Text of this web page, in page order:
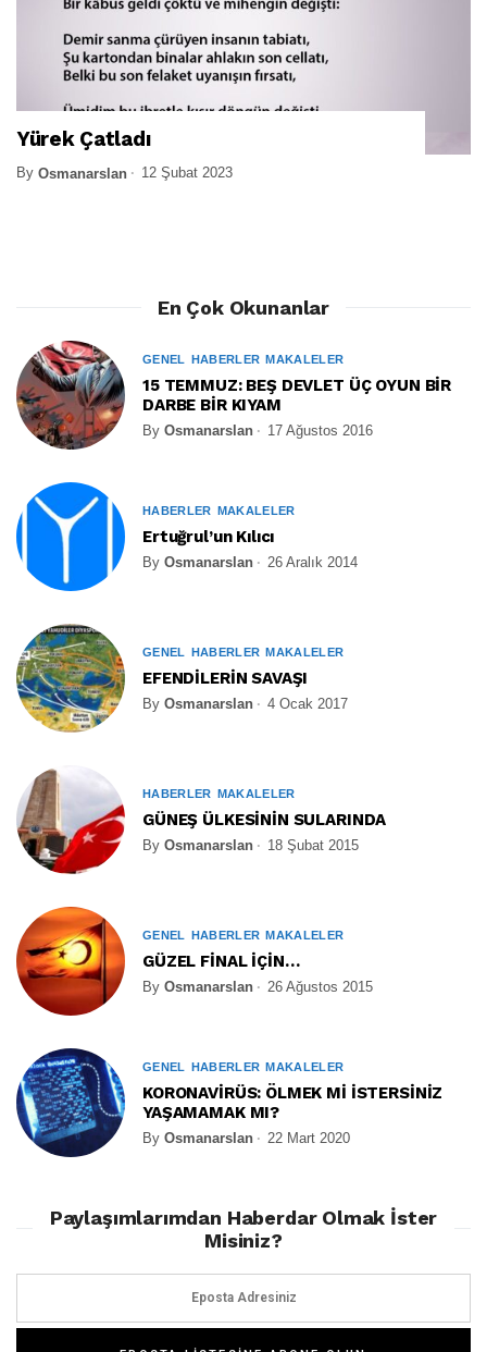
Yürek Çatladı
By Osmanarslan 12 Şubat 2023
En Çok Okunanlar
GENEL HABERLER MAKALELER
15 TEMMUZ: BEŞ DEVLET ÜÇ OYUN BİR
DARBE BİR KIYAM
By Osmanarslan 17 Ağustos 2016
HABERLER MAKALELER
Ertuğrul’un Kılıcı
By Osmanarslan 26 Aralık 2014
GENEL HABERLER MAKALELER
EFENDİLERİN SAVAŞI
By Osmanarslan 4 Ocak 2017
HABERLER MAKALELER
GÜNEŞ ÜLKESİNİN SULARINDA
By Osmanarslan 18 Şubat 2015
GENEL HABERLER MAKALELER
GÜZEL FİNAL İÇİN…
By Osmanarslan 26 Ağustos 2015
GENEL HABERLER MAKALELER
KORONAVİRÜS: ÖLMEK Mİ İSTERSİNİZ
YAŞAMAMAK MI?
By Osmanarslan 22 Mart 2020
Paylaşımlarımdan Haberdar Olmak İster
Misiniz?